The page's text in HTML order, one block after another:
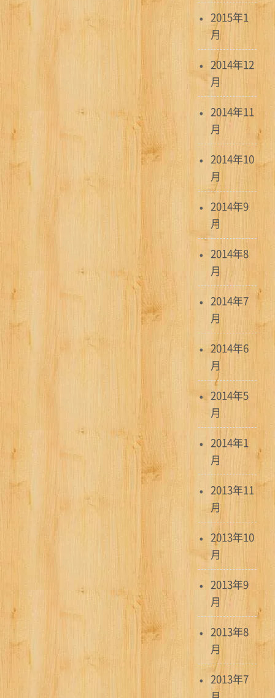
2015年1
月
2014年12
月
2014年11
月
2014年10
月
2014年9
月
2014年8
月
2014年7
月
2014年6
月
2014年5
月
2014年1
月
2013年11
月
2013年10
月
2013年9
月
2013年8
月
2013年7